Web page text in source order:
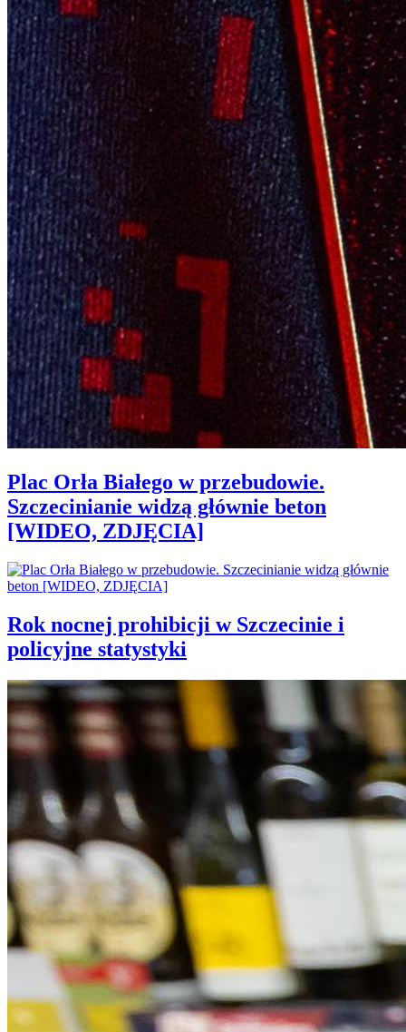
Plac Orła Białego w przebudowie.
Szczecinianie widzą głównie beton
[WIDEO, ZDJĘCIA]
Rok nocnej prohibicji w Szczecinie i
policyjne statystyki